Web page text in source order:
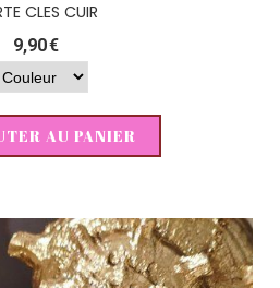
CLES CUIR
9,90€
AU PANIER